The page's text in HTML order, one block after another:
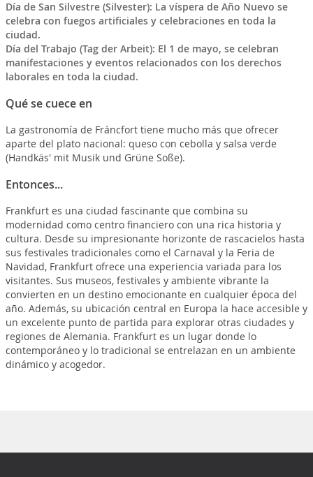
Día de San Silvestre (Silvester): La víspera de Año Nuevo se
celebra con fuegos artificiales y celebraciones en toda la
ciudad.
Día del Trabajo (Tag der Arbeit): El 1 de mayo, se celebran
manifestaciones y eventos relacionados con los derechos
laborales en toda la ciudad.
Qué se cuece en
La gastronomía de Fráncfort tiene mucho más que ofrecer
aparte del plato nacional: queso con cebolla y salsa verde
(Handkäs' mit Musik und Grüne Soße).
Entonces...
Frankfurt es una ciudad fascinante que combina su
modernidad como centro financiero con una rica historia y
cultura. Desde su impresionante horizonte de rascacielos hasta
sus festivales tradicionales como el Carnaval y la Feria de
Navidad, Frankfurt ofrece una experiencia variada para los
visitantes. Sus museos, festivales y ambiente vibrante la
convierten en un destino emocionante en cualquier época del
año. Además, su ubicación central en Europa la hace accesible y
un excelente punto de partida para explorar otras ciudades y
regiones de Alemania. Frankfurt es un lugar donde lo
contemporáneo y lo tradicional se entrelazan en un ambiente
dinámico y acogedor.